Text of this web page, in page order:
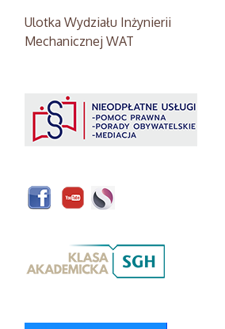
Ulotka Wydziału Inżynierii
Mechanicznej WAT